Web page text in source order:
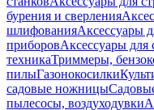
бурения и сверления
шлифованияАксессуары
приборовАксессуары для
техникаТриммеры,
пилыГазонокосилки
садовые ножницы
пылесосы, воздуходувки